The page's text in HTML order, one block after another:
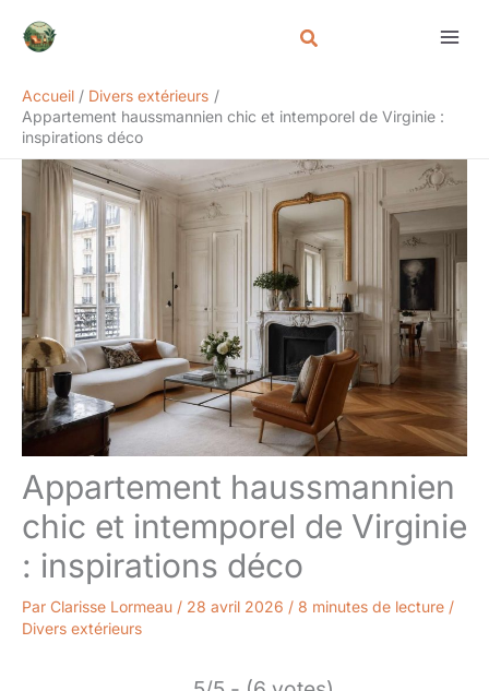
Accueil
Divers extérieurs
Appartement haussmannien chic et intemporel de Virginie :
inspirations déco
Appartement haussmannien
chic et intemporel de Virginie
: inspirations déco
Par Clarisse Lormeau / 28 avril 2026 / 8 minutes de lecture /
Divers extérieurs